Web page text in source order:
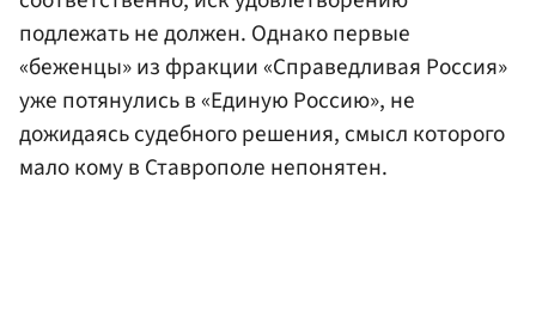
подлежать не должен. Однако первые
«беженцы» из фракции «Справедливая Россия»
уже потянулись в «Единую Россию», не
дожидаясь судебного решения, смысл которого
мало кому в Ставрополе непонятен.